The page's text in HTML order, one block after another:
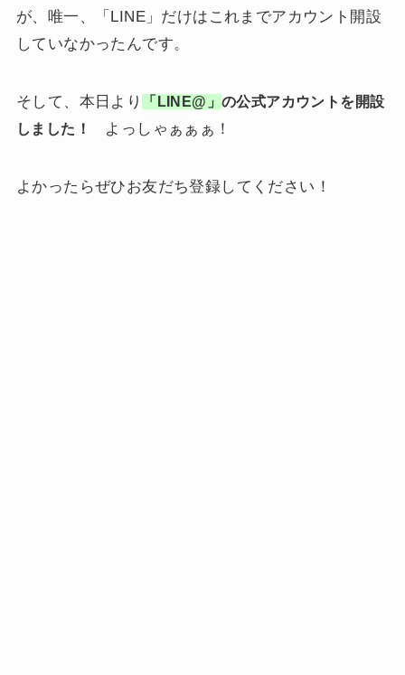
が、唯一、「LINE」だけはこれまでアカウント開設
していなかったんです。
そして、本日より 「LINE@」 の公式アカウントを開設
しました！ よっしゃぁぁぁ！
よかったらぜひお友だち登録してください！